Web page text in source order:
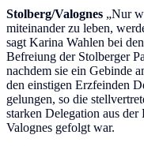
Stolberg/Valognes „Nur
miteinander zu leben,
sagt Karina Wahlen bei
Befreiung der Stolberger
nachdem sie ein Gebinde
den einstigen Erzfeinden
gelungen, so die
starken Delegation aus
Valognes gefolgt war.